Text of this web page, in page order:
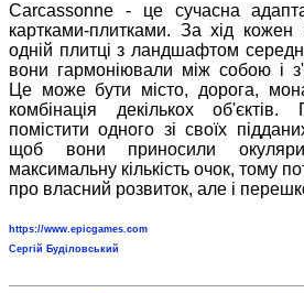
Carcassonne - це сучасна
картками-плитками. За хід
одній плитці з ландшафтом
вони гармоніювали між собою і
Це може бути місто, дорога,
комбінація декількох
помістити одного зі своїх
щоб вони приносили
максимальну кількість очок, тому
про власний розвиток, але і
https://www.epicgames.com
Сергій Буділовський